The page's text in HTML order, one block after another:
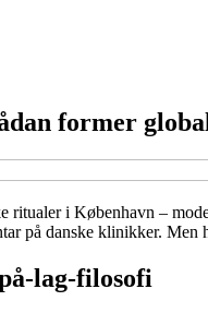
former
i København –
på danske klinikker.
lag-filosofi